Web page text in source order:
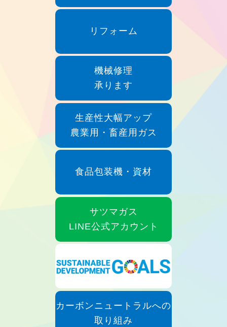
リフォーム
機械修理
承ります
生産性大幅アップ
農業用・畜産用ガス
食品包装機・資材
サツマガス
LINE公式アカウント
カーボンニュートラルへの
取り組み